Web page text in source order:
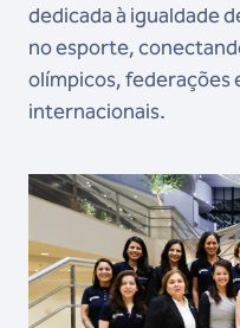
dedicada à igualdade
no esporte,
olímpicos, federações
internacionais.